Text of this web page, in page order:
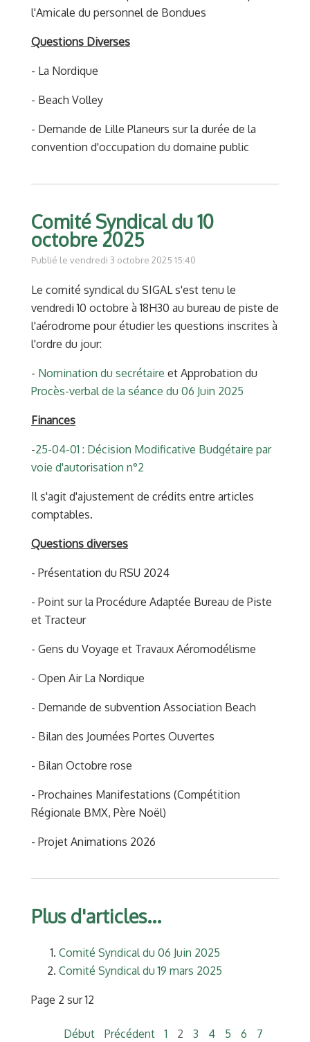
l'Amicale du personnel de Bondues
Questions Diverses
- La Nordique
- Beach Volley
- Demande de Lille Planeurs sur la durée de la
convention d'occupation du domaine public
Comité Syndical du 10
octobre 2025
Publié le vendredi 3 octobre 2025 15:40
Le comité syndical du SIGAL s'est tenu le
vendredi 10 octobre à 18H30 au bureau de piste de
l'aérodrome pour étudier les questions inscrites à
l'ordre du jour:
- Nomination du secrétaire et Approbation du
Procès-verbal de la séance du 06 Juin 2025
Finances
-25-04-01 : Décision Modificative Budgétaire par
voie d'autorisation n°2
Il s'agit d'ajustement de crédits entre articles
comptables.
Questions diverses
- Présentation du RSU 2024
- Point sur la Procédure Adaptée Bureau de Piste
et Tracteur
- Gens du Voyage et Travaux Aéromodélisme
- Open Air La Nordique
- Demande de subvention Association Beach
- Bilan des Journées Portes Ouvertes
- Bilan Octobre rose
- Prochaines Manifestations (Compétition
Régionale BMX, Père Noël)
- Projet Animations 2026
Plus d'articles...
Comité Syndical du 06 Juin 2025
Comité Syndical du 19 mars 2025
Page 2 sur 12
Début Précédent 1 2 3 4 5 6
7